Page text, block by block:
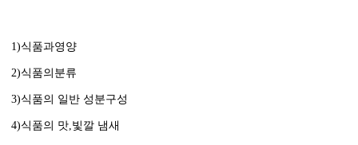
1)식품과영양
2)식품의분류
3)식품의 일반 성분구성
4)식품의 맛,빛깔 냄새